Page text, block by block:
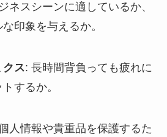
ネスシーンに適しているか、
印象を与えるか。
クス: 長時間背負っても疲れに
するか。
人情報や貴重品を保護するた